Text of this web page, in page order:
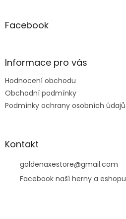
aFacebook
Informace pro vás
Hodnocení obchodu
Obchodní podmínky
Podmínky ochrany osobních údajů
Kontakt
goldenaxestore@gmail.com
Facebook naší herny a eshopu